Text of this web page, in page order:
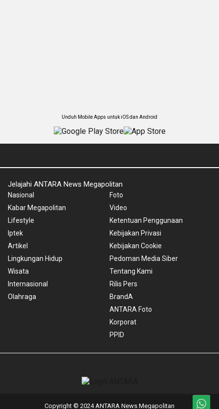
Unduh Mobile Apps untuk iOS dan Android
Jelajahi ANTARA News Megapolitan
Nasional
Kabar Megapolitan
Lifestyle
Iptek
Artikel
Lingkungan Hidup
Wisata
Internasional
Olahraga
Foto
Video
Ketentuan Penggunaan
Kebijakan Privasi
Kebijakan Cookie
Pedoman Media Siber
Tentang Kami
Rilis Pers
BrandA
ANTARA Foto
Korporat
PPID
Copyright © 2024 ANTARA News Megapolitan